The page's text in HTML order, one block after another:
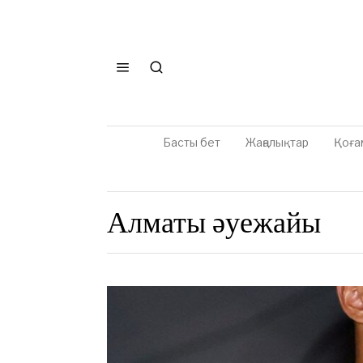
Басты бет Жаңалықтар
Алматы әуежайы